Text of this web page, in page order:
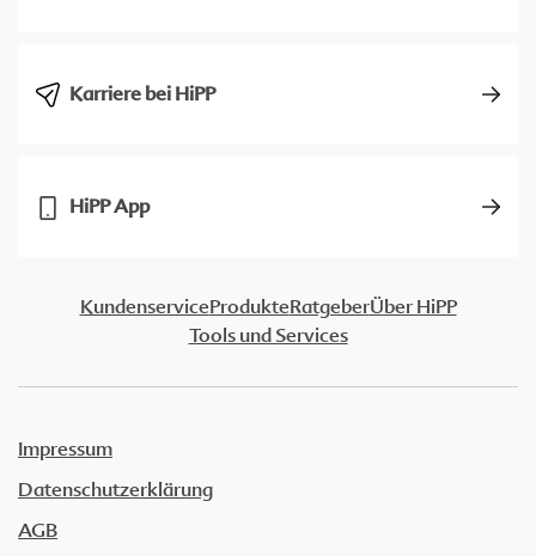
Karriere bei HiPP
HiPP App
KundenserviceProdukteRatgeberÜber HiPP
Tools und Services
Impressum
Datenschutzerklärung
AGB